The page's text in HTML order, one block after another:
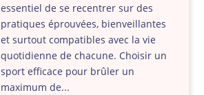
essentiel de se recentrer sur des
pratiques éprouvées, bienveillantes
et surtout compatibles avec la vie
quotidienne de chacune. Choisir un
sport efficace pour brûler un
maximum de...